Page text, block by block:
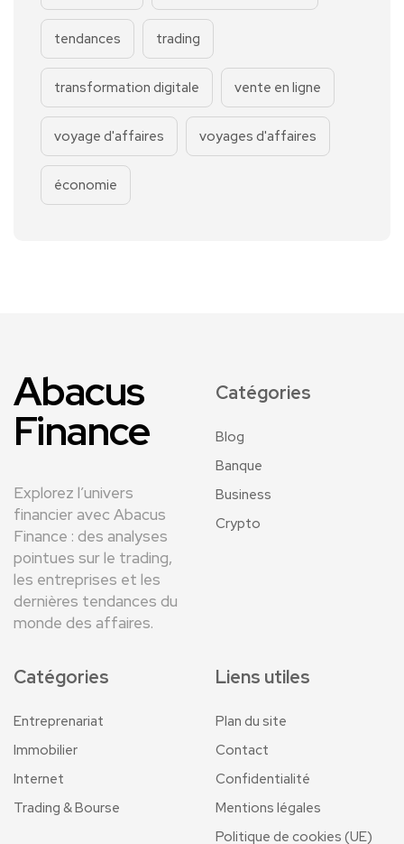
tendances trading
transformation digitale vente en ligne
voyage d'affaires voyages d'affaires
économie
Abacus
Finance
Explorez l’univers
financier avec Abacus
Finance : des analyses
pointues sur le trading,
les entreprises et les
dernières tendances du
monde des affaires.
Catégories
Blog
Banque
Business
Crypto
Catégories
Entreprenariat
Immobilier
Internet
Trading & Bourse
Liens utiles
Plan du site
Contact
Confidentialité
Mentions légales
Politique de cookies (UE)